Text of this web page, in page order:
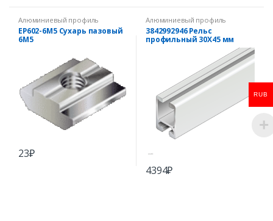
Алюминиевый профиль
EP602-6M5 Сухарь пазовый
6М5
23₽
Алюминиевый профиль
3842992946 Рельс
профильный 30X45 мм
4394₽
RUB